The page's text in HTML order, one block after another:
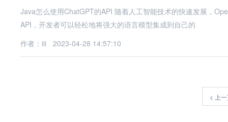
Java怎么使用ChatGPT的API 随着人工智能技术的快速发展，Open的ChatGPT成为了自然语言处理领域的明星产品。通过ChatGPT的
API，开发者可以轻松地将强大的语言模型集成到自己的
作者：iii
2023-04-28 14:57:10
< 上